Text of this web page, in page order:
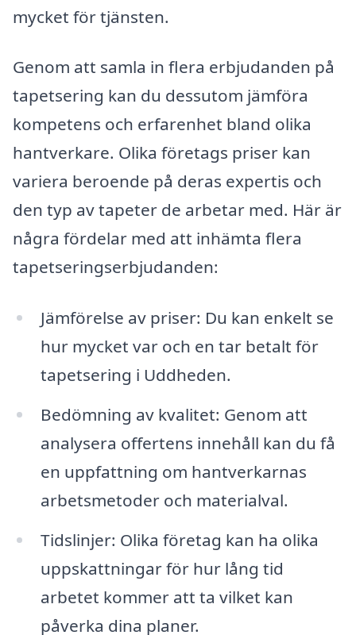
mycket för tjänsten.
Genom att samla in flera erbjudanden på
tapetsering kan du dessutom jämföra
kompetens och erfarenhet bland olika
hantverkare. Olika företags priser kan
variera beroende på deras expertis och
den typ av tapeter de arbetar med. Här är
några fördelar med att inhämta flera
tapetseringserbjudanden:
Jämförelse av priser: Du kan enkelt se
hur mycket var och en tar betalt för
tapetsering i Uddheden.
Bedömning av kvalitet: Genom att
analysera offertens innehåll kan du få
en uppfattning om hantverkarnas
arbetsmetoder och materialval.
Tidslinjer: Olika företag kan ha olika
uppskattningar för hur lång tid
arbetet kommer att ta vilket kan
påverka dina planer.